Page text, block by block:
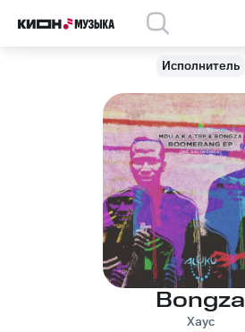
Исполнитель
Bongza
Хаус